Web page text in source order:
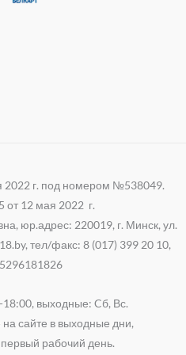
2022 г. под номером №538049.
12 мая 2022 г.
юр.адрес: 220019, г. Минск, ул.
тел/факс: 8 (017) 399 20 10,
выходные: Cб, Вс.
сайте в выходные дни,
рабочий день.